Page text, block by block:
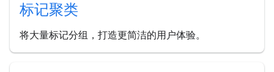
标记聚类
将大量标记分组，打造更简洁的用户体验。